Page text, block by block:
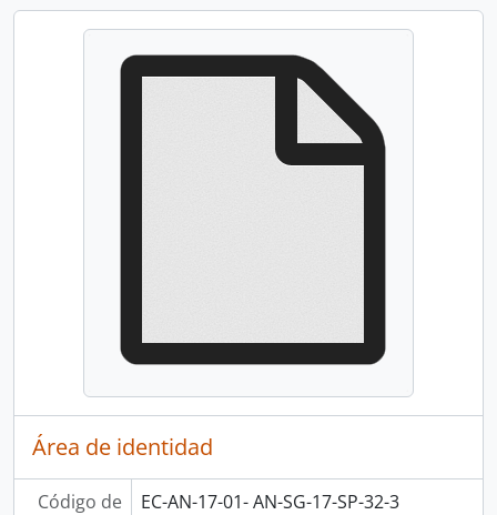
Área de identidad
Código de
EC-AN-17-01- AN-SG-17-SP-32-3